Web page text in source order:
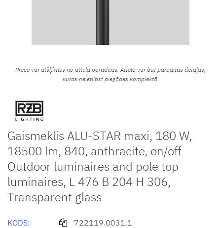
Prece var atšķirties no attēlā parādītās. Attēlā var būt parādītas detaļas,
kuras neietilpst piegādes komplektā.
Gaismeklis ALU-STAR maxi, 180 W,
18500 lm, 840, anthracite, on/off
Outdoor luminaires and pole top
luminaires, L 476 B 204 H 306,
Transparent glass
KODS:
722119.0031.1